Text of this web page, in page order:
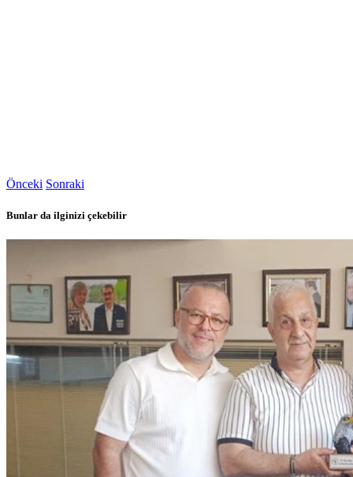
Önceki Sonraki
Bunlar da ilginizi çekebilir